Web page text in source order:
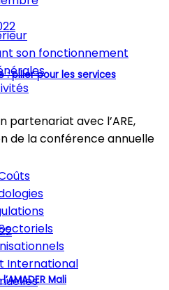
son fonctionnement
International
: pilier pour les services
partenariat avec l’ARE,
de la conférence annuelle
Mali